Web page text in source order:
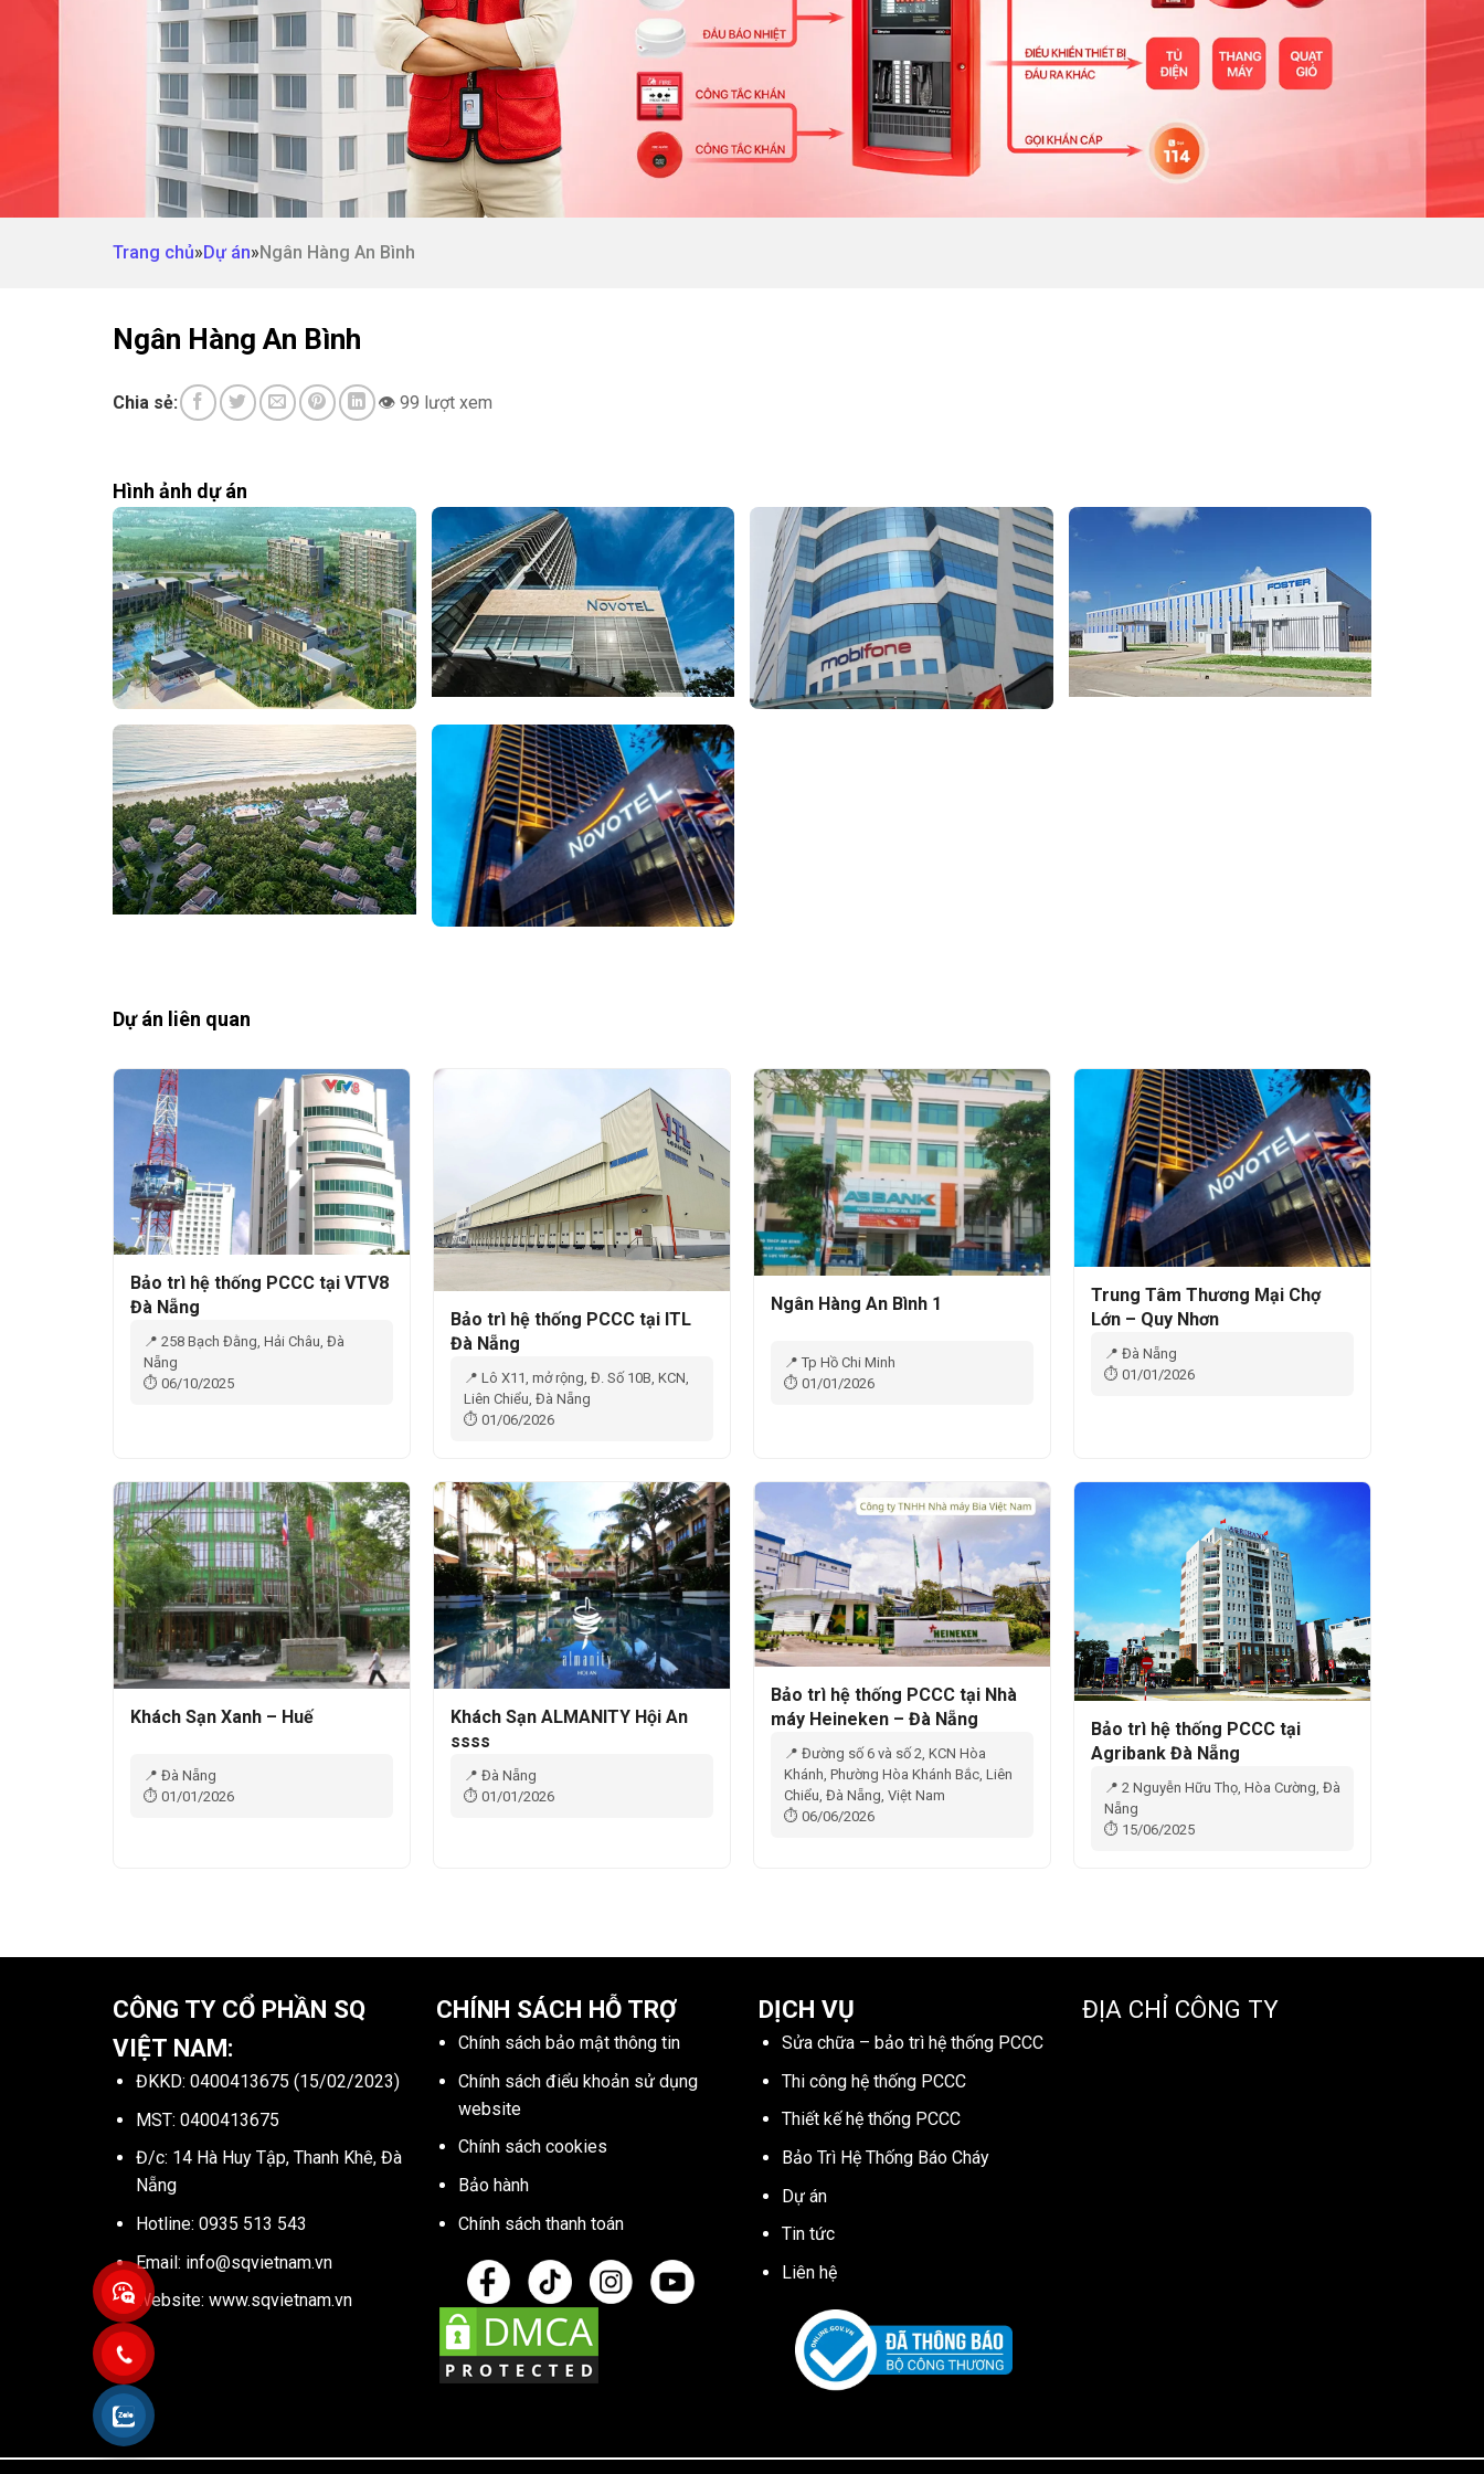
Trang chủ»Dự án»Ngân Hàng An Bình
Ngân Hàng An Bình
Chia sẻ: 👁 99 lượt xem
Hình ảnh dự án
Dự án liên quan
Bảo trì hệ thống PCCC tại VTV8
Đà Nẵng
📍 258 Bạch Đằng, Hải Châu, Đà
Nẵng
⏱ 06/10/2025
Bảo trì hệ thống PCCC tại ITL
Đà Nẵng
📍 Lô X11, mở rộng, Đ. Số 10B, KCN,
Liên Chiểu, Đà Nẵng
⏱ 01/06/2026
Ngân Hàng An Bình 1
📍 Tp Hồ Chi Minh
⏱ 01/01/2026
Trung Tâm Thương Mại Chợ
Lớn – Quy Nhơn
📍 Đà Nẵng
⏱ 01/01/2026
Khách Sạn Xanh – Huế
📍 Đà Nẵng
⏱ 01/01/2026
Khách Sạn ALMANITY Hội An
ssss
📍 Đà Nẵng
⏱ 01/01/2026
Bảo trì hệ thống PCCC tại Nhà
máy Heineken – Đà Nẵng
📍 Đường số 6 và số 2, KCN Hòa
Khánh, Phường Hòa Khánh Bắc, Liên
Chiểu, Đà Nẵng, Việt Nam
⏱ 06/06/2026
Bảo trì hệ thống PCCC tại
Agribank Đà Nẵng
📍 2 Nguyễn Hữu Thọ, Hòa Cường, Đà
Nẵng
⏱ 15/06/2025
CÔNG TY CỔ PHẦN SQ
VIỆT NAM:
ĐKKD: 0400413675 (15/02/2023)
MST: 0400413675
Đ/c: 14 Hà Huy Tập, Thanh Khê, Đà
Nẵng
Hotline: 0935 513 543
Email: info@sqvietnam.vn
Website: www.sqvietnam.vn
CHÍNH SÁCH HỖ TRỢ
Chính sách bảo mật thông tin
Chính sách điểu khoản sử dụng
website
Chính sách cookies
Bảo hành
Chính sách thanh toán
DỊCH VỤ
Sửa chữa – bảo trì hệ thống PCCC
Thi công hệ thống PCCC
Thiết kế hệ thống PCCC
Bảo Trì Hệ Thống Báo Cháy
Dự án
Tin tức
Liên hệ
ĐỊA CHỈ CÔNG TY
Yêu cầu báo giá